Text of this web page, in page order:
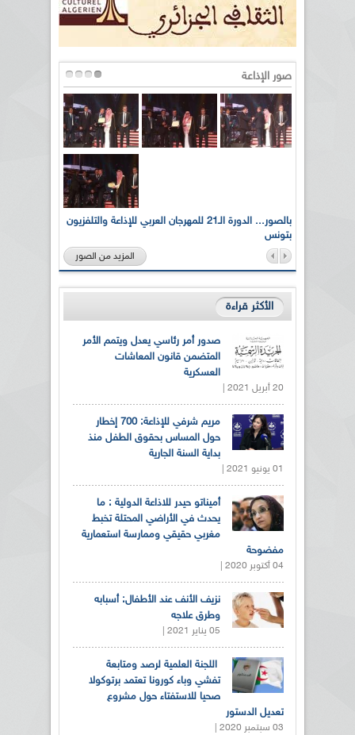
صور الإذاعة
بالصور... الدورة الـ21 للمهرجان العربي للإذاعة والتلفزيون
بتونس
المزيد من الصور
الأكثر قراءة
صدور أمر رئاسي يعدل ويتمم الأمر
المتضمن قانون المعاشات
العسكرية
20 أبريل 2021 |
مريم شرفي للإذاعة: 700 إخطار
حول المساس بحقوق الطفل منذ
بداية السنة الجارية
01 يونيو 2021 |
أميناتو حيدر للاذاعة الدولية : ما
يحدث في الأراضي المحتلة تخبط
مغربي حقيقي وممارسة استعمارية
مفضوحة
04 أكتوبر 2020 |
نزيف الأنف عند الأطفال: أسبابه
وطرق علاجه
05 يناير 2021 |
اللجنة العلمية لرصد ومتابعة
تفشي وباء كورونا تعتمد برتوكولا
صحيا للاستفتاء حول مشروع
تعديل الدستور
03 سبتمبر 2020 |